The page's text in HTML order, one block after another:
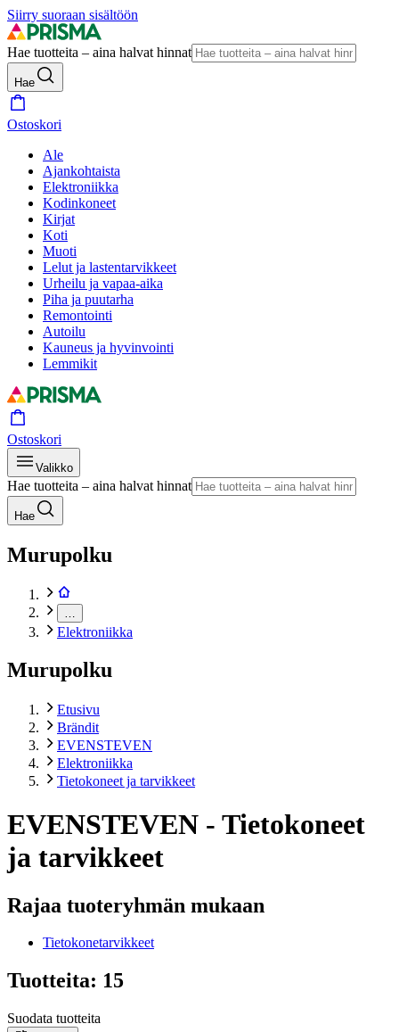
Siirry suoraan sisältöön
Hae tuotteita – aina halvat hinnat
Hae
Ostoskori
Ale
Ajankohtaista
Elektroniikka
Kodinkoneet
Kirjat
Koti
Muoti
Lelut ja lastentarvikkeet
Urheilu ja vapaa-aika
Piha ja puutarha
Remontointi
Autoilu
Kauneus ja hyvinvointi
Lemmikit
Ostoskori
Valikko
Hae tuotteita – aina halvat hinnat
Hae
Murupolku
Elektroniikka
Murupolku
Etusivu
Brändit
EVENSTEVEN
Elektroniikka
Tietokoneet ja tarvikkeet
EVENSTEVEN - Tietokoneet
ja tarvikkeet
Rajaa tuoteryhmän mukaan
Tietokonetarvikkeet
Tuotteita: 15
Suodata tuotteita